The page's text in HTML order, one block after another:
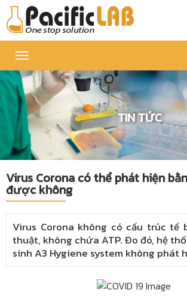
Toggle
navigation
TIN TỨC
Virus Corona có thể phát hiện
được không
Virus Corona không có cấu trúc tế
thuật, không chứa ATP. Đo đó, hệ
sinh A3 Hygiene system không phát